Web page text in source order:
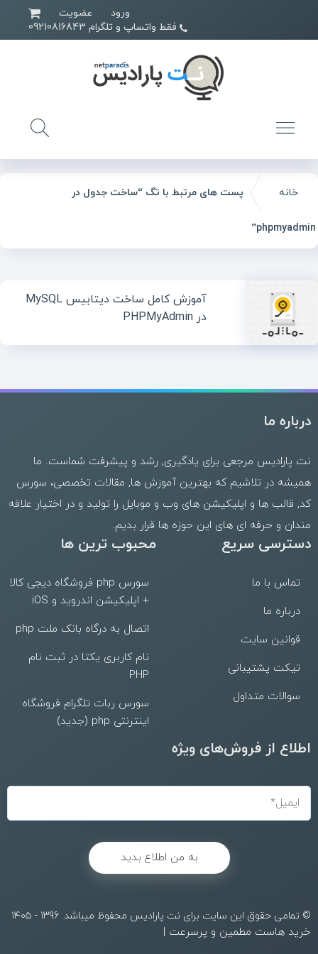
ورود
عضویت
خانه پست های مرتبط با تگ “ساخت جدول در
phpmyadmin”
آموزش کامل ساخت دیتابیس MySQL
در PHPMyAdmin
درباره ما
نت پارادیس مرجعی برای یادگیری, رشد و پیشرفت شماست. ما
همیشه در تلاشیم که بهترینآموزش ها, مقالات تخصصی، سورس
کد, قالب ها و اپلیکیشن های وب و موبایل را تولید و در اختیار علاقه
مندان و حرفه ای های این حوزه ها قرار بدیم.
دسترسی سریع
تماس با ما
درباره ما
قوانین سایت
تیکت پشتیبانی
سوالات متداول
محبوب ترین ها
سورس php فروشگاه دیجی کالا
+ اپلیکیشن اندروید و iOS
اتصال به درگاه بانک ملت php
نام کاربری یکتا در ثبت نام
PHP
سورس ربات تلگرام فروشگاه
اینترنتی php (جدید)
اطلاع از فروش‌های ویژه
به من اطلاع بدید
© تمامی حقوق این سایت برای نت پارادیس محفوظ میباشد. 1396 - ۱۴۰۵
خرید هاست مطمین و پرسرعت |